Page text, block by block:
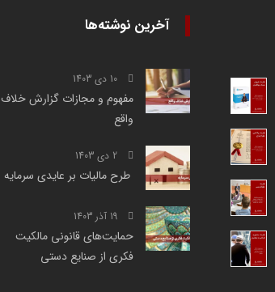
آخرین نوشته‌ها
10 دی 1403
مفهوم و مجازات گزارش خلاف
واقع
2 دی 1403
طرح مالیات بر عایدی سرمایه
19 آذر 1403
حمایت‌های قانونی مالکیت
فکری از صنایع دستی